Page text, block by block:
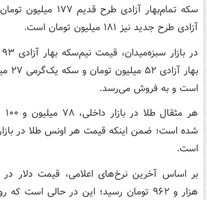
سکه تمام‌بهار آزادی
آزادی طرح جدید نیز ۱۸۱ میلیون تومان است.
است و به فروش می‌رسد.
است.
هزار و ۹۶۲ تومان رسید؛ این در حالی است